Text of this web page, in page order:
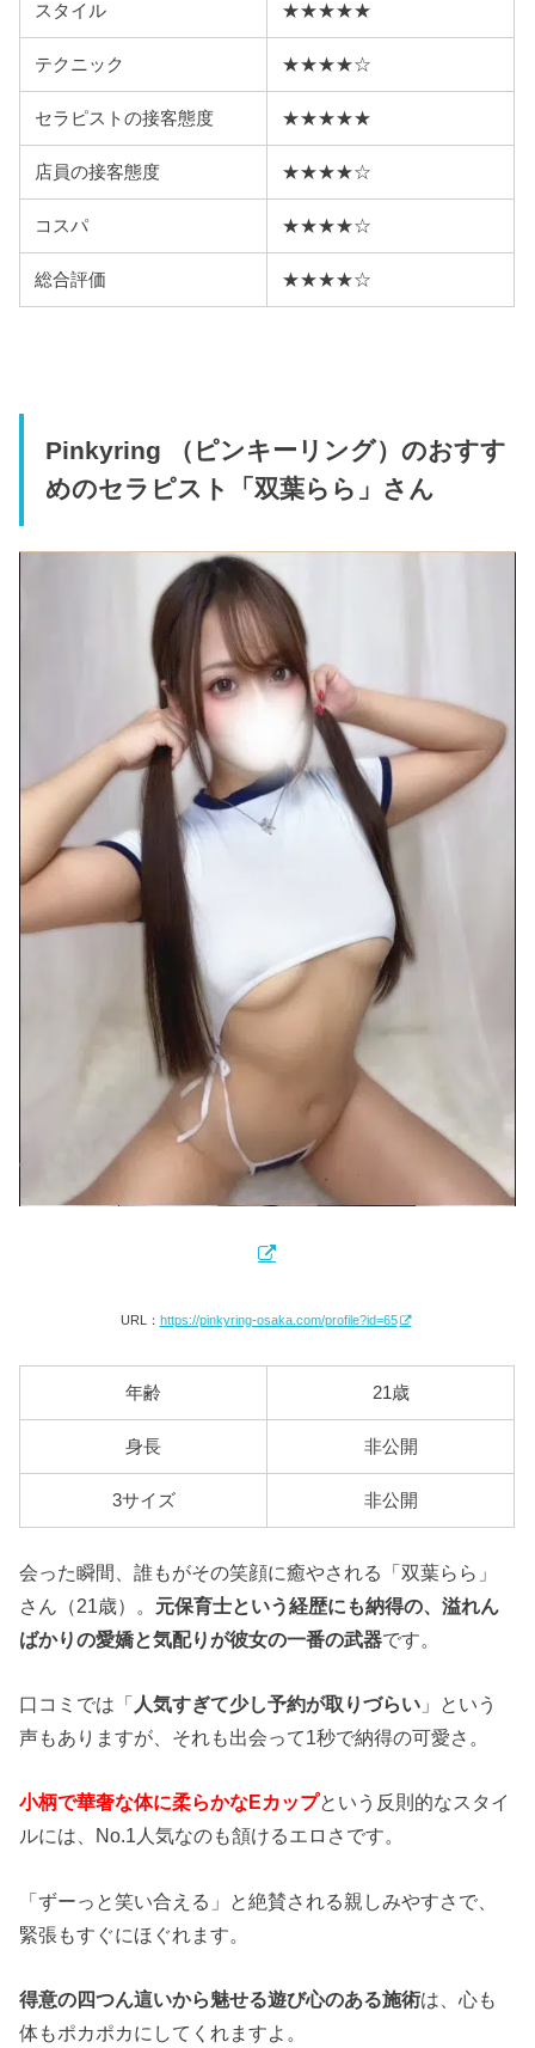
スタイル ★★★★★
テクニック ★★★★☆
セラピストの接客態度 ★★★★★
店員の接客態度 ★★★★☆
コスパ ★★★★☆
総合評価 ★★★★☆
Pinkyring （ピンキーリング）のおすす
めのセラピスト「双葉らら」さん
URL： https://pinkyring-osaka.com/profile?id=65
年齢 21歳
身長 非公開
3サイズ 非公開
会った瞬間、誰もがその笑顔に癒やされる「双葉らら」
さん（21歳）。 元保育士という経歴にも納得の、溢れん
ばかりの愛嬌と気配りが彼女の一番の武器です。
口コミでは「 人気すぎて少し予約が取りづらい 」という
声もありますが、それも出会って1秒で納得の可愛さ。
小柄で華奢な体に柔らかなEカップという反則的なスタイ
ルには、No.1人気なのも頷けるエロさです。
「ずーっと笑い合える」と絶賛される親しみやすさで、
緊張もすぐにほぐれます。
得意の四つん這いから魅せる遊び心のある施術は、心も
体もポカポカにしてくれますよ。